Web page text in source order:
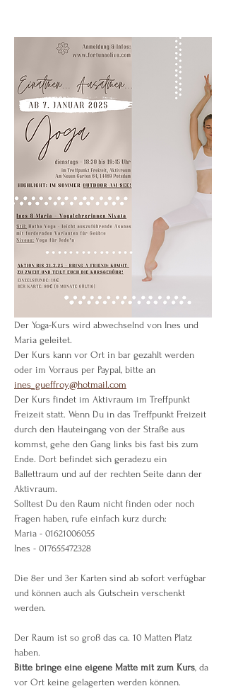
Der Yoga-Kurs wird abwechselnd von Ines und
Maria geleitet.
Der Kurs kann vor Ort in bar gezahlt werden
oder im Vorraus per Paypal, bitte an
ines_gueffroy@hotmail.com
Der Kurs findet im Aktivraum im Treffpunkt
Freizeit statt. Wenn Du in das Treffpunkt Freizeit
durch den Hauteingang von der Straße aus
kommst, gehe den Gang links bis fast bis zum
Ende. Dort befindet sich geradezu ein
Ballettraum und auf der rechten Seite dann der
Aktivraum.
Solltest Du den Raum nicht finden oder noch
Fragen haben, rufe einfach kurz durch:
Maria - 01621006055
Ines - 017655472328
Die 8er und 3er Karten sind ab sofort verfügbar
und können auch als Gutschein verschenkt
werden.
Der Raum ist so groß das ca. 10 Matten Platz
haben.
Bitte bringe eine eigene Matte mit zum Kurs, da
vor Ort keine gelagerten werden können.